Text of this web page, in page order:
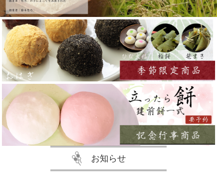
お知らせ